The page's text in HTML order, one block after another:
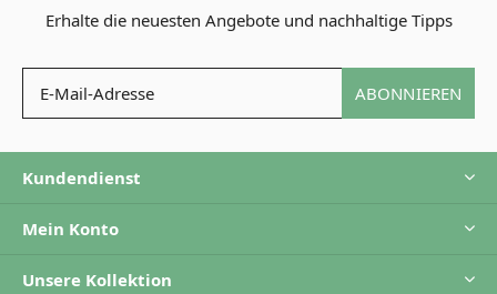
Erhalte die neuesten Angebote und nachhaltige Tipps
ABONNIEREN
Kundendienst
Mein Konto
Unsere Kollektion